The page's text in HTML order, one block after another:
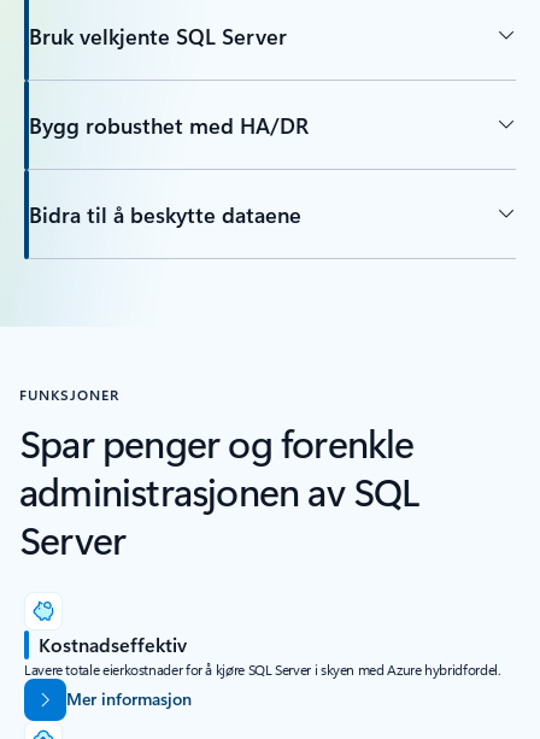
Bruk velkjente SQL Server
Bygg robusthet med HA/DR
Bidra til å beskytte dataene
FUNKSJONER
Spar penger og forenkle
administrasjonen av SQL
Server
Kostnadseffektiv
Lavere totale eierkostnader for å kjøre SQL Server i skyen med Azure hybridfordel.
Mer informasjon